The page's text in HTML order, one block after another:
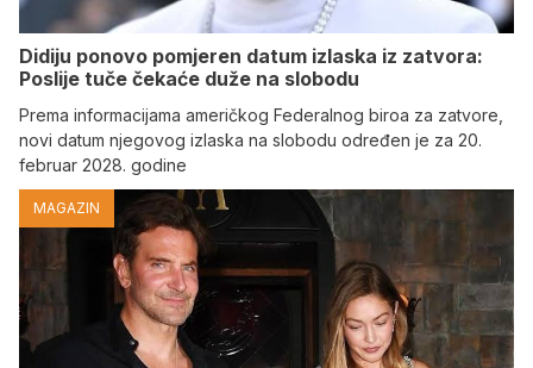
Didiju ponovo pomjeren datum izlaska iz zatvora:
Poslije tuče čekaće duže na slobodu
Prema informacijama američkog Federalnog biroa za zatvore,
novi datum njegovog izlaska na slobodu određen je za 20.
februar 2028. godine
MAGAZIN